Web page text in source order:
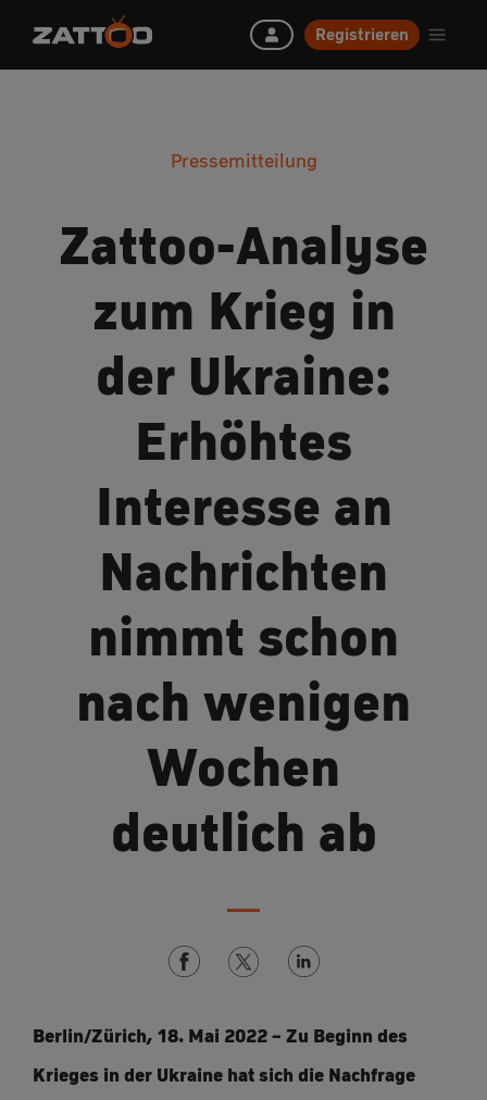
Registrieren
Pressemitteilung
Zattoo-Analyse
zum Krieg in
der Ukraine:
Erhöhtes
Interesse an
Nachrichten
nimmt schon
nach wenigen
Wochen
deutlich ab
Berlin/Zürich, 18. Mai 2022 – Zu Beginn des
Krieges in der Ukraine hat sich die Nachfrage